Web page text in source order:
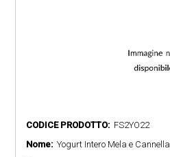
CODICE PRODOTTO: FS2YO22
Nome: Yogurt Intero Mela e Cannella